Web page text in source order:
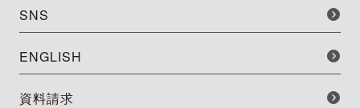
SNS
ENGLISH
資料請求